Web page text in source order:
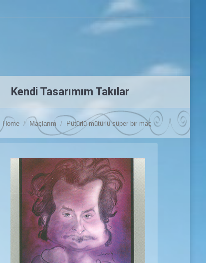
Kendi Tasarımım Takılar
You are here:
Home Maçlarım Pütürlü mütürlü süper bir maç